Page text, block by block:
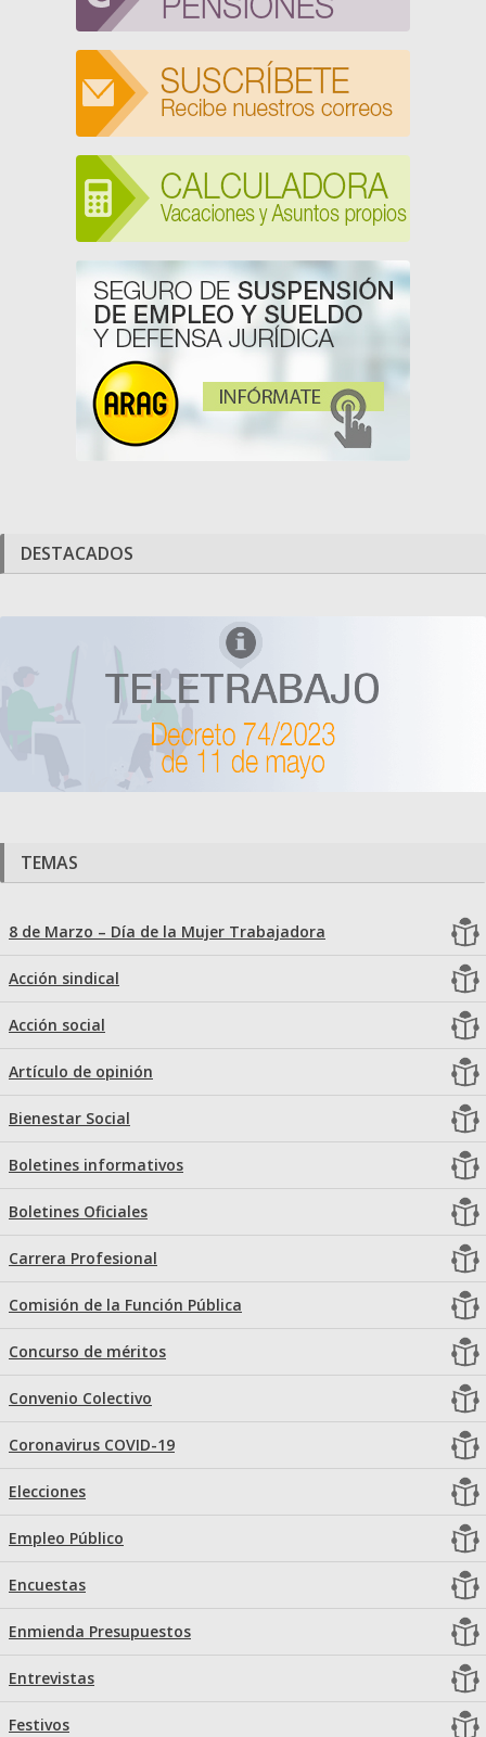
DESTACADOS
TEMAS
8 de Marzo – Día de la Mujer Trabajadora
Acción sindical
Acción social
Artículo de opinión
Bienestar Social
Boletines informativos
Boletines Oficiales
Carrera Profesional
Comisión de la Función Pública
Concurso de méritos
Convenio Colectivo
Coronavirus COVID-19
Elecciones
Empleo Público
Encuestas
Enmienda Presupuestos
Entrevistas
Festivos